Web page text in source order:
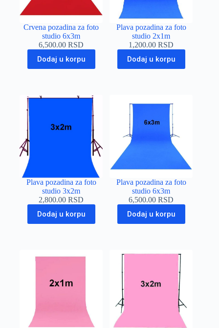
Crvena pozadina za foto
studio 6x3m
6,500.00RSD
Dodaj u korpu
Plava pozadina za foto
studio 2x1m
1,200.00RSD
Dodaj u korpu
Plava pozadina za foto
studio 3x2m
2,800.00RSD
Dodaj u korpu
Plava pozadina za foto
studio 6x3m
6,500.00RSD
Dodaj u korpu